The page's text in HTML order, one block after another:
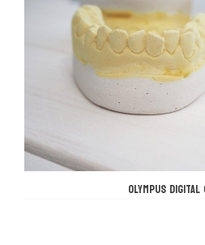
OLYMPUS DIGITAL